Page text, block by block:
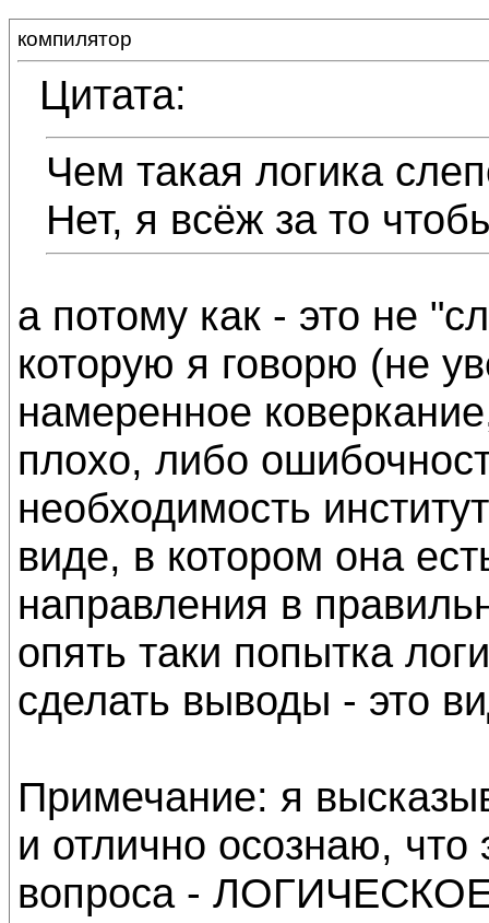
компилятор
Цитата:
Чем такая логика
Нет, я всёж за то
а потому как - это не
которую я говорю (не
намеренное
плохо, либо
необходимость
виде, в котором она
направления в
опять таки попытка
сделать выводы - это
Примечание: я
и отлично осознаю,
вопроса - ЛОГИЧЕСКОЕ